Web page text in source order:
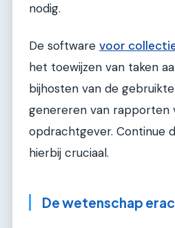
nodig.
De software voor
het toewijzen van taken
bijhosten van de
genereren van rapporten
opdrachtgever. Continue
hierbij cruciaal.
De wetenschap